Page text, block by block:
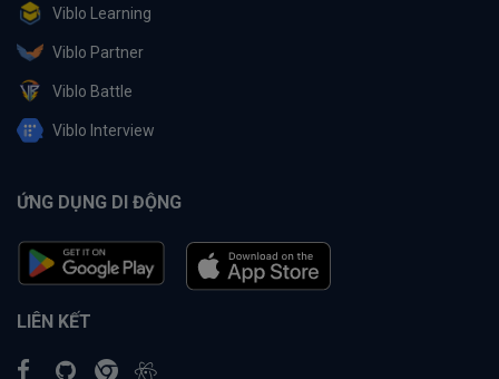
Viblo Learning
Viblo Partner
Viblo Battle
Viblo Interview
ỨNG DỤNG DI ĐỘNG
LIÊN KẾT